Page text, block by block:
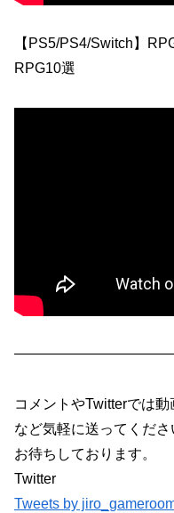
【PS5/PS4/Switch】
RPG10選
コメントやTwitterでは
など気軽に送ってくださ
お待ちしております。
Twitter
Tweets by